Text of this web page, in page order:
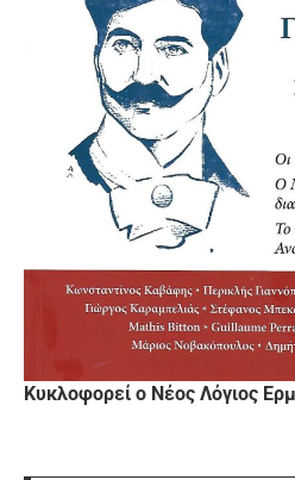
Κυκλοφορεί ο Νέος Λόγιος